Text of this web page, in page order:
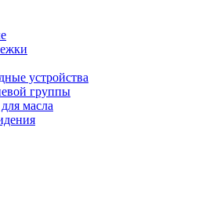
устройства
группы
масла